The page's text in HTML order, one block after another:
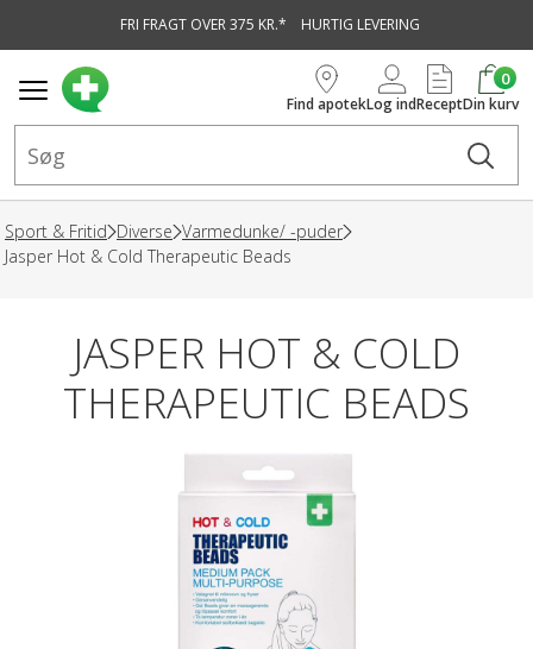
FRI FRAGT OVER 375 KR.* HURTIG LEVERING
Find apotekLog indRecept
0
Din kurv
Sport & Fritid Diverse Varmedunke/ -puder
Jasper Hot & Cold Therapeutic Beads
JASPER HOT & COLD
THERAPEUTIC BEADS